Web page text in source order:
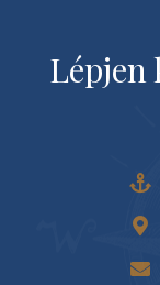
Lépjen